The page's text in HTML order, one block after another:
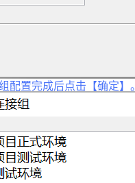
配置完成后点击【确定】。